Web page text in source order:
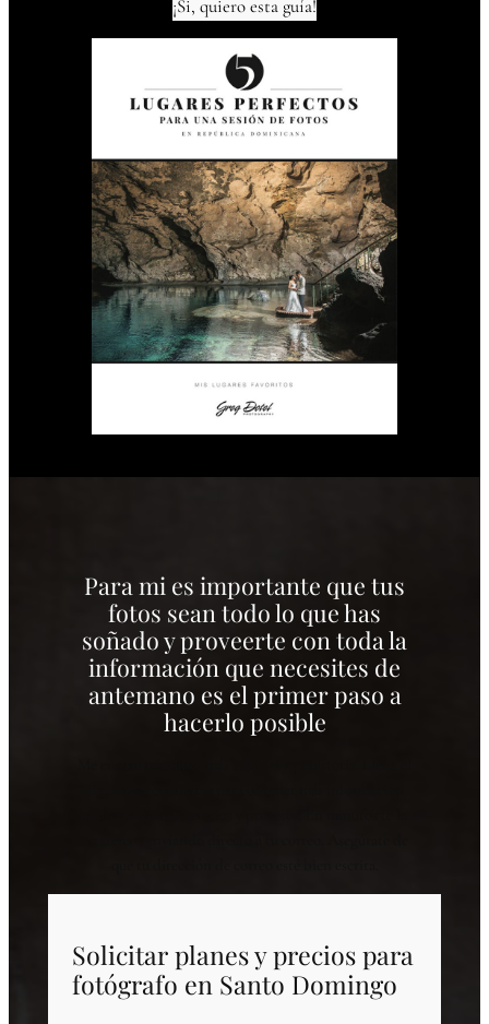
¡Si, quiero esta guía!
Para mi es importante que tus
fotos sean todo lo que has
soñado y proveerte con toda la
información que necesites de
antemano es el primer paso a
hacerlo posible
Solicitar planes y precios para
fotógrafo en Santo Domingo